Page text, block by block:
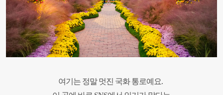
여기는 정말 멋진 국화 통로예요.